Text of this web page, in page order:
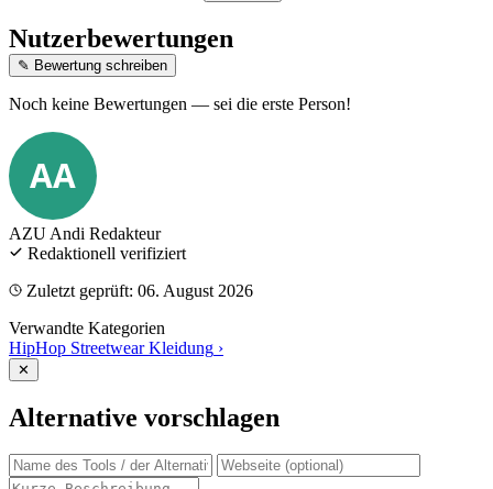
Nutzerbewertungen
✎ Bewertung schreiben
Noch keine Bewertungen — sei die erste Person!
AA
AZU Andi Redakteur
Redaktionell verifiziert
Zuletzt geprüft: 06. August 2026
Verwandte Kategorien
HipHop Streetwear Kleidung ›
✕
Alternative vorschlagen